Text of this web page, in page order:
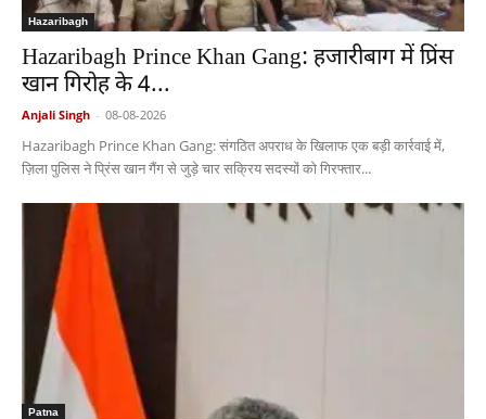
Hazaribagh
Hazaribagh Prince Khan Gang: हजारीबाग में प्रिंस
खान गिरोह के 4...
Anjali Singh - 08-08-2026
Hazaribagh Prince Khan Gang: संगठित अपराध के खिलाफ एक बड़ी कार्रवाई में,
ज़िला पुलिस ने प्रिंस खान गैंग से जुड़े चार सक्रिय सदस्यों को गिरफ्तार...
Patna